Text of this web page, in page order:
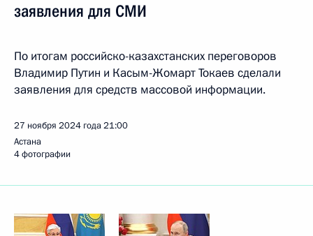
заявления для СМИ
По итогам российско-казахстанских переговоров
Владимир Путин и Касым-Жомарт Токаев сделали
заявления для средств массовой информации.
27 ноября 2024 года21:00
Астана
4 фотографии